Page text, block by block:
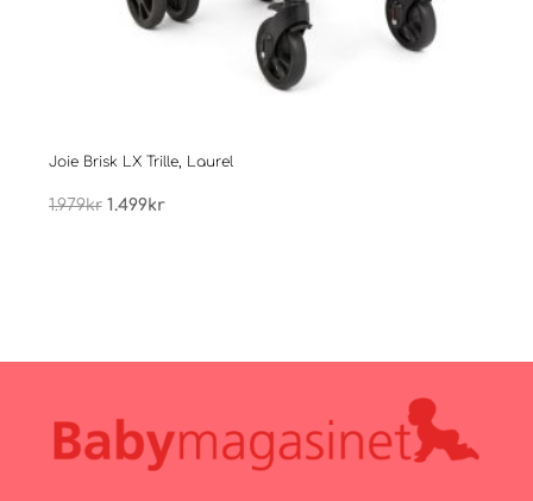
Joie Brisk LX Trille, Laurel
1.979kr Opprinnelig
1.499krNåværende